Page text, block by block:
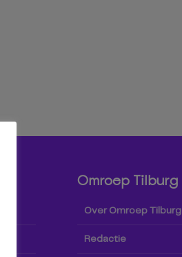
Omroep Tilburg
Over Omroep Tilburg
Redactie